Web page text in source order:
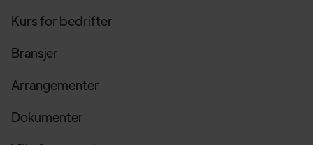
Kurs for bedrifter
Bransjer
Arrangementer
Dokumenter